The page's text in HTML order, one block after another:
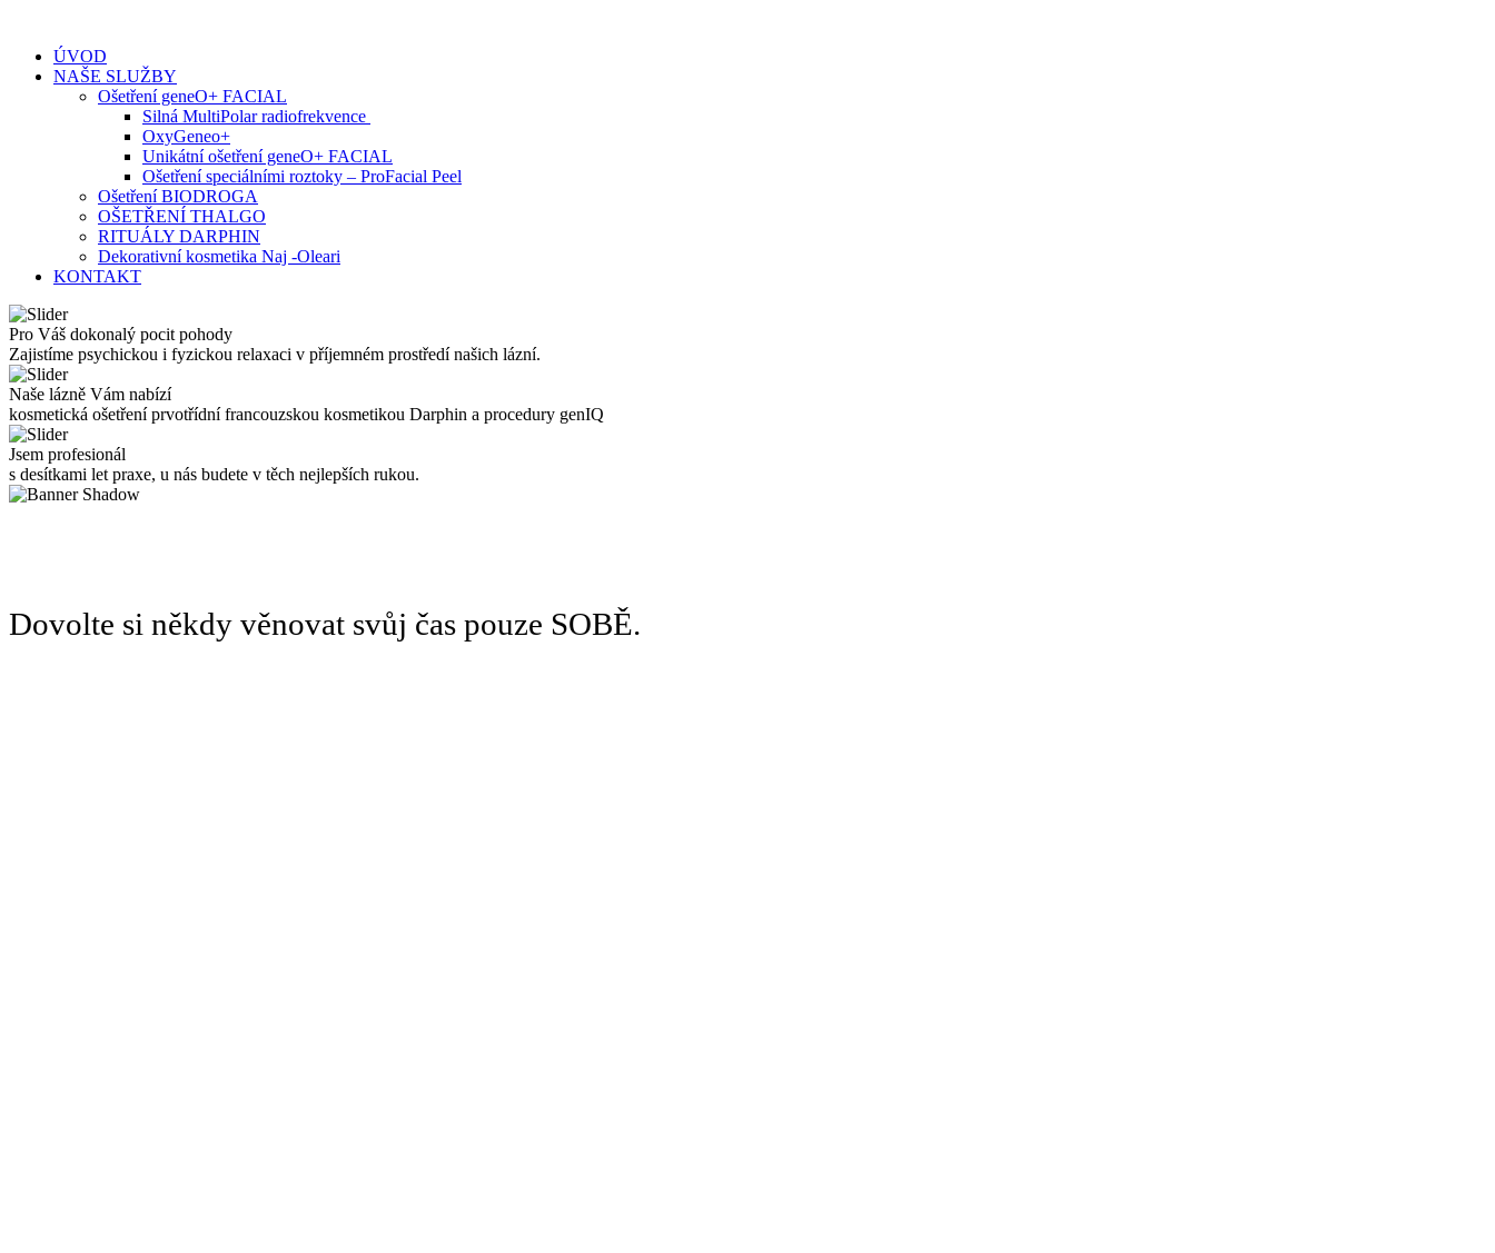
contentÚVOD
NAŠE SLUŽBY
Ošetření geneO+ FACIAL
Silná MultiPolar radiofrekvence
OxyGeneo+
Unikátní ošetření geneO+ FACIAL
Ošetření speciálními roztoky – ProFacial Peel
Ošetření BIODROGA
OŠETŘENÍ THALGO
RITUÁLY DARPHIN
Dekorativní kosmetika Naj -Oleari
KONTAKT
Pro Váš dokonalý pocit pohody
Zajistíme psychickou i fyzickou relaxaci v příjemném prostředí našich lázní.
Naše lázně Vám nabízí
kosmetická ošetření prvotřídní francouzskou kosmetikou Darphin a procedury genIQ
Jsem profesionál
s desítkami let praxe, u nás budete v těch nejlepších rukou.
Dovolte si někdy věnovat svůj čas pouze SOBĚ.